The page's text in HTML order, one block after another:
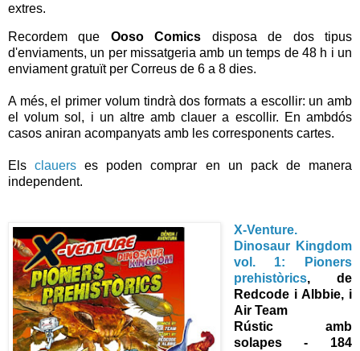
extres.
Recordem que Ooso Comics disposa de dos tipus
d'enviaments, un per missatgeria amb un temps de 48 h i un
enviament gratuït per Correus de 6 a 8 dies.
A més, el primer volum tindrà dos formats a escollir: un amb
el volum sol, i un altre amb clauer a escollir. En ambdós
casos aniran acompanyats amb les corresponents cartes.
Elsclauers es poden comprar en un pack de manera
independent.
X-Venture.
Dinosaur Kingdom
vol. 1: Pioners
prehistòrics, de
Redcode i Albbie, i
Air Team
Rústic amb
solapes - 184